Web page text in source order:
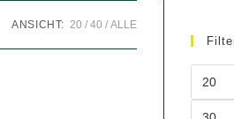
ANSICHT: 20 40 ALLE